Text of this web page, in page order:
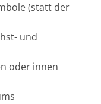
(statt der
und
oder innen